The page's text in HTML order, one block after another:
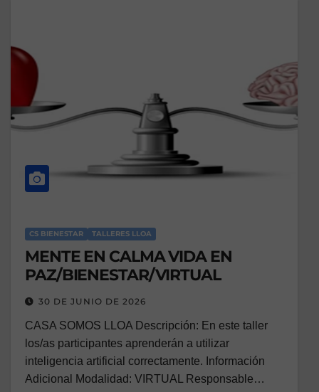
CS BIENESTAR TALLERES LLOA
MENTE EN CALMA VIDA EN
PAZ/BIENESTAR/VIRTUAL
30 DE JUNIO DE 2026
CASA SOMOS LLOA Descripción: En este taller
los/as participantes aprenderán a utilizar
inteligencia artificial correctamente. Información
Adicional Modalidad: VIRTUAL Responsable…